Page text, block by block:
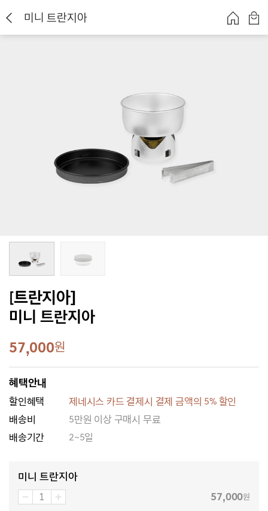
미니 트란지아
[트란지아]
미니 트란지아
57,000원
혜택안내
할인혜택
제네시스 카드 결제시 결제 금액의 5% 할인
배송비
5만원 이상 구매시 무료
배송기간
2~5일
미니 트란지아
57,000원